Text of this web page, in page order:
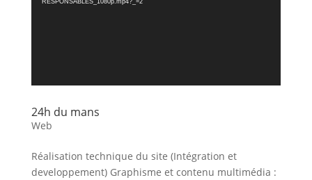
24h du mans
Web
Réalisation technique du site (Intégration et
developpement) Graphisme et contenu multimédia :